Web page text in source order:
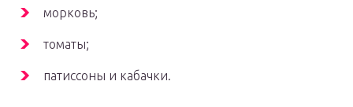
морковь;
томаты;
патиссоны и кабачки.